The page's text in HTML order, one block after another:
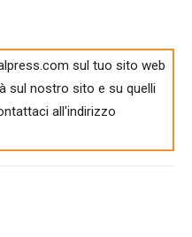
sul tuo sito web
sul nostro sito e su quelli
all'indirizzo